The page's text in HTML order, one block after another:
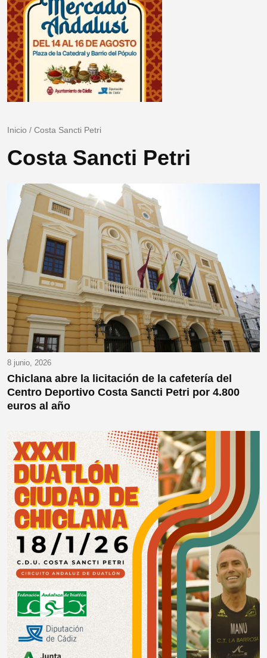
Inicio / Costa Sancti Petri
Costa Sancti Petri
8 junio, 2026
Chiclana abre la licitación de la cafetería del
Centro Deportivo Costa Sancti Petri por 4.800
euros al año